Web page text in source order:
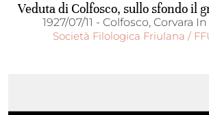
Veduta di Colfosco, sullo sfondo il
1927/07/11 - Colfosco, Corvara
Società Filologica Friulana /